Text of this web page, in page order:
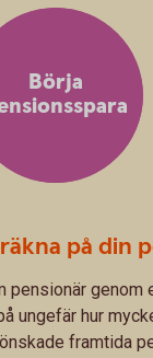
Börja
på din
pensionär genom
ungefär hur
framtida